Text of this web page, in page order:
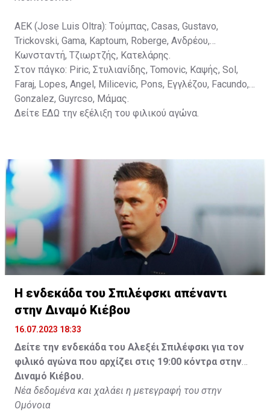
ΑΕΚ (Jose Luis Oltra): Tούμπας, Casas, Gustavo,
Trickovski, Gama, Κaptoum, Roberge, Aνδρέου,
Κωνσταντή, Τζιωρτζής, Κατελάρης.
Στον πάγκο: Piric, Στυλιανίδης, Tomovic, Καψής, Sol,
Faraj, Lopes, Angel, Milicevic, Pons, Εγγλέζου, Facundo,
Gonzalez, Guyrcso, Μάμας.
Δείτε ΕΔΩ την εξέλιξη του φιλικού αγώνα.
Η ενδεκάδα του Σπιλέφσκι απέναντι
στην Διναμό Κιέβου
16.07.2023 18:33
Δείτε την ενδεκάδα του Αλεξέι Σπιλέφσκι για τον
φιλικό αγώνα που αρχίζει στις 19:00 κόντρα στην
Διναμό Κιέβου.
Νέα δεδομένα και χαλάει η μετεγραφή του στην
Ομόνοια